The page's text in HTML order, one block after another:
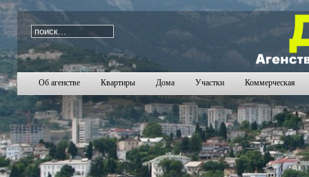
i=1005
Об агенстве Квартиры Дома Участки Коммерческая